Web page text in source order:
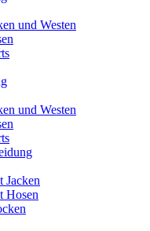
und Westen
und Westen
Jacken
Hosen